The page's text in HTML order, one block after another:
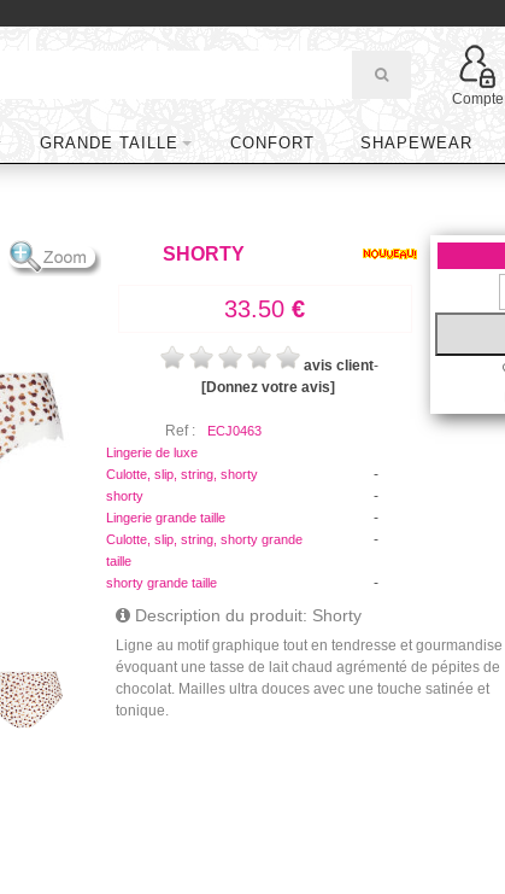
Compte
GRANDE TAILLE CONFORT SHAPEWEAR
SHORTY
33.50 €
avis client-
[Donnez votre avis]
Ref :
ECJ0463
Lingerie de luxe
-
Culotte, slip, string, shorty
-
shorty
-
Lingerie grande taille
-
Culotte, slip, string, shorty grande
taille
-
shorty grande taille
Description du produit: Shorty
Ligne au motif graphique tout en tendresse et gourmandise
évoquant une tasse de lait chaud agrémenté de pépites de
chocolat. Mailles ultra douces avec une touche satinée et
tonique.